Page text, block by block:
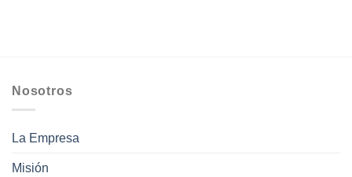
Nosotros
La Empresa
Misión